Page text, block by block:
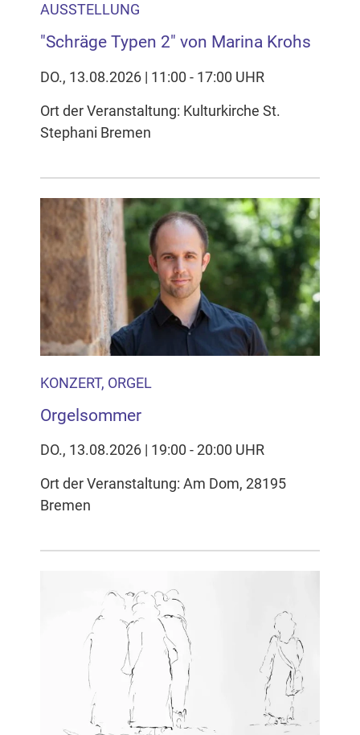
AUSSTELLUNG
"Schräge Typen 2" von Marina Krohs
DO., 13.08.2026 | 11:00 - 17:00 UHR
Ort der Veranstaltung: Kulturkirche St.
Stephani Bremen
KONZERT, ORGEL
Orgelsommer
DO., 13.08.2026 | 19:00 - 20:00 UHR
Ort der Veranstaltung: Am Dom, 28195
Bremen